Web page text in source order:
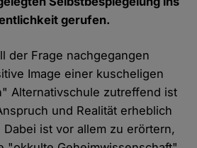
gerufen.
der Frage nachgegangen
Image einer kuscheligen
Alternativschule zutreffend ist
und Realität erheblich
ist vor allem zu erörtern,